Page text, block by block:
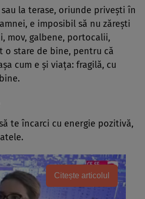
la terase, oriunde privești în
e imposibil să nu zărești
mov, galbene, portocalii,
stare de bine, pentru că
cum e și viața: fragilă, cu
te încarci cu energie pozitivă,
Citește articolul